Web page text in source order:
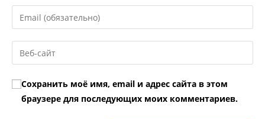
имя
или
пользователя,
чтобы
прокомментировать
Введите
свой
email-
адрес,
прокомментировать
Введите
URL
вашего
веб-
сайта
Сохранить моё имя, email и адрес сайта в этом
браузере для последующих моих комментариев.